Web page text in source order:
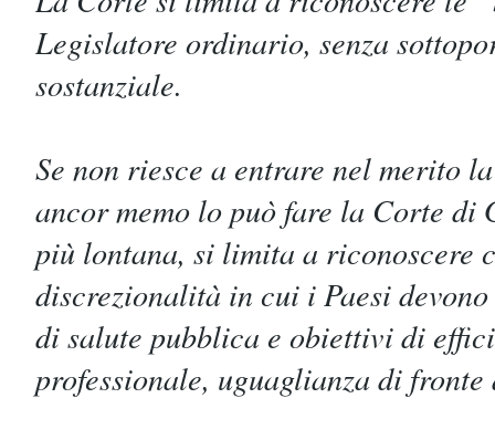
Legislatore ordinario, senza
sostanziale.
Se non riesce a entrare nel merito
ancor memo lo può fare la Corte di
più lontana, si limita a riconoscere
discrezionalità in cui i Paesi
di salute pubblica e obiettivi di
professionale, uguaglianza di